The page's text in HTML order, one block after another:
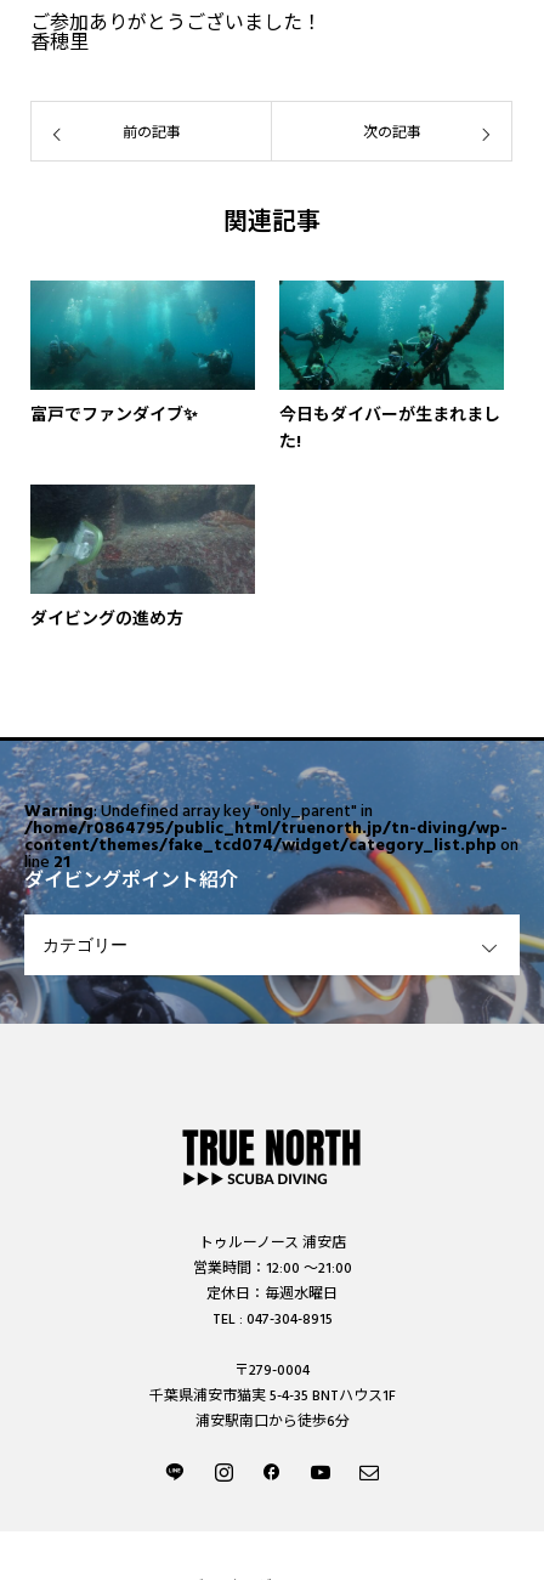
ご参加ありがとうございました！
香穂里
前の記事 次の記事
関連記事
富戸でファンダイブ✨
今日もダイバーが生まれまし
た!
ダイビングの進め方
Warning: Undefined array key "only_parent" in
/home/r0864795/public_html/truenorth.jp/tn-diving/wp-
content/themes/fake_tcd074/widget/category_list.php on
line 21
ダイビングポイント紹介
OPEN
トゥルーノース 浦安店
営業時間：12:00 ～21:00
定休日：毎週水曜日
TEL : 047-304-8915
〒279-0004
千葉県浦安市猫実 5-4-35 BNTハウス1F
浦安駅南口から徒歩6分